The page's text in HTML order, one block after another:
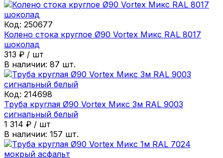
Код: 250677
Колено стока круглое Ø90 Vortex Микс RAL 8017
шоколад
313 ₽ / шт
В наличии: 87 шт.
Код: 214698
Труба круглая Ø90 Vortex Микс 3м RAL 9003
сигнальный белый
1 314 ₽ / шт
В наличии: 157 шт.